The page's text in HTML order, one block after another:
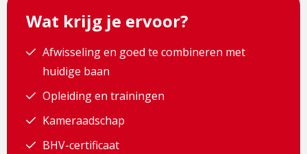
Wat krijg je ervoor?
Afwisseling en goed te combineren met
huidige baan
Opleiding en trainingen
Kameraadschap
BHV-certificaat